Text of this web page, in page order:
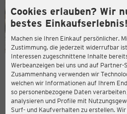
Cookies erlauben? Wir
bestes Einkaufserlebnis!
Machen sie Ihren Einkauf persönlicher.
Zustimmung, die jederzeit widerrufbar
Interessen zugeschnittene Inhalte
Werbeanzeigen bei uns und auf Partner-
Zusammenhang verwenden wir
welchen wir Informationen auf Ihrem
so personenbezogene Daten
analysieren und Profile mit
Surf- und Kaufverhalten zu erstellen.
ERNSTING'S
74722 Buchen